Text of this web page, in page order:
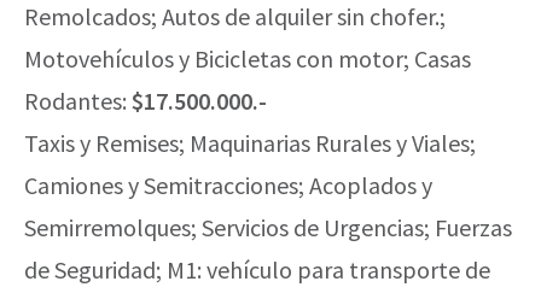
Remolcados; Autos de alquiler sin chofer.;
Motovehículos y Bicicletas con motor; Casas
Rodantes: $17.500.000.-
Taxis y Remises; Maquinarias Rurales y Viales;
Camiones y Semitracciones; Acoplados y
Semirremolques; Servicios de Urgencias; Fuerzas
de Seguridad; M1: vehículo para transporte de